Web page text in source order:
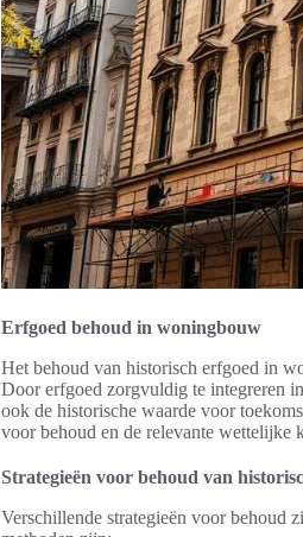
Erfgoed behoud in woningbouw
Het behoud van historisch erfgoed in
Door erfgoed zorgvuldig te integreren
ook de historische waarde voor
voor behoud en de relevante wettelijke
Strategieën voor behoud van
Verschillende strategieën voor behoud